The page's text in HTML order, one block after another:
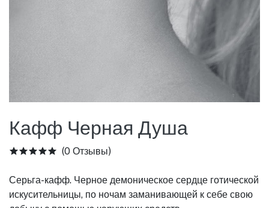
Кафф Черная Душа
(0 Отзывы)
Серьга-кафф. Черное демоническое сердце готической
искусительницы, по ночам заманивающей к себе свою